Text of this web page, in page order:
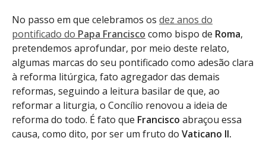
No passo em que celebramos os dez anos do
pontificado do Papa Francisco como bispo de Roma,
pretendemos aprofundar, por meio deste relato,
algumas marcas do seu pontificado como adesão clara
à reforma litúrgica, fato agregador das demais
reformas, seguindo a leitura basilar de que, ao
reformar a liturgia, o Concílio renovou a ideia de
reforma do todo. É fato que Francisco abraçou essa
causa, como dito, por ser um fruto do Vaticano II.